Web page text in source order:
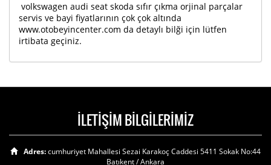
volkswagen audi seat skoda sıfır çıkma orjinal parçalar
servis ve bayi fiyatlarının çok çok altında
www.otobeyincenter.com da detaylı bilği için lütfen
irtibata geçiniz.
İLETİŞİM BİLGİLERİMİZ
Adres:cumhuriyet Mahallesi Sezai Karakoç Caddesi 5411 Sokak No:44
Batıkent / Ankara